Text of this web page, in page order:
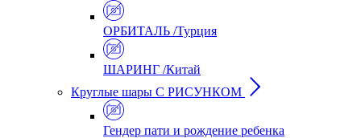
ОРБИТАЛЬ /Турция
ШАРИНГ /Китай
Круглые шары С РИСУНКОМ
Гендер пати и рождение ребенка